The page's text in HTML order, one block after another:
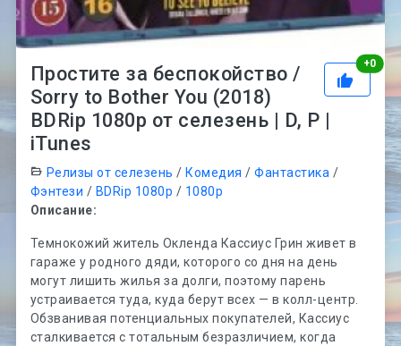
+0
Простите за беспокойство /
Sorry to Bother You (2018)
BDRip 1080p от селезень | D, P |
iTunes
Релизы от селезень / Комедия /Фантастика /
Фэнтези / BDRip 1080p / 1080p
Описание:
Темнокожий житель Окленда Кассиус Грин живет в
гараже у родного дяди, которого со дня на день
могут лишить жилья за долги, поэтому парень
устраивается туда, куда берут всех — в колл-центр.
Обзванивая потенциальных покупателей, Кассиус
сталкивается с тотальным безразличием, когда